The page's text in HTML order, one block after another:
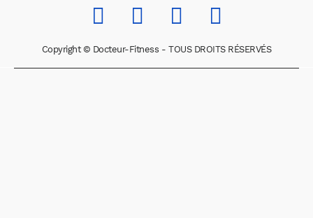
Copyright © Docteur-Fitness - TOUS DROITS RÉSERVÉS